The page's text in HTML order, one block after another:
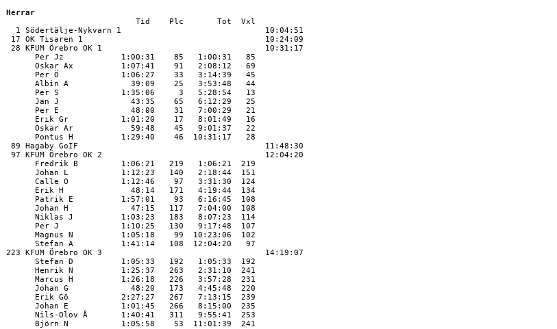
Herrar
Tid    Plc       Tot  Vxl
  1 Södertälje-Nykvarn 1                              10:04:51
17 OK Tisaren 1                                      10:24:09
28 KFUM Örebro OK 1                                  10:31:17
      Per Jz            1:00:31    85   1:00:31   85
      Oskar Ax          1:07:41    91   2:08:12   69
      Per Ö             1:06:27    33   3:14:39   45
      Albin A             39:09    25   3:53:48   44
      Per S             1:35:06     3   5:28:54   13
      Jan J               43:35    65   6:12:29   25
      Per E               48:00    31   7:00:29   21
      Erik Gr           1:01:20    17   8:01:49   16
      Oskar Ar            59:48    45   9:01:37   22
      Pontus H          1:29:40    46  10:31:17   28
89 Hagaby GoIF                                       11:48:30
97 KFUM Örebro OK 2                                  12:04:20
      Fredrik B         1:06:21   219   1:06:21  219
      Johan L           1:12:23   140   2:18:44  151
      Calle O           1:12:46    97   3:31:30  124
      Erik H              48:14   171   4:19:44  134
      Patrik E          1:57:01    93   6:16:45  108
      Johan H             47:15   117   7:04:00  108
      Niklas J          1:03:23   183   8:07:23  114
      Per J             1:10:25   130   9:17:48  107
      Magnus N          1:05:18    99  10:23:06  102
      Stefan A          1:41:14   108  12:04:20   97
223 KFUM Örebro OK 3                                  14:19:07
      Stefan D          1:05:33   192   1:05:33  192
      Henrik N          1:25:37   263   2:31:10  241
      Marcus H          1:26:18   226   3:57:28  231
      Johan G             48:20   173   4:45:48  220
      Erik Gö           2:27:27   267   7:13:15  239
      Johan E           1:01:45   266   8:15:00  235
      Nils-Olov Å       1:40:41   311   9:55:41  253
      Björn N           1:05:58    53  11:01:39  241